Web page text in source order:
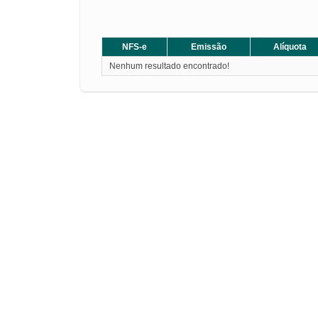
NFS-e Emissão Alíquota
Nenhum resultado encontrado!